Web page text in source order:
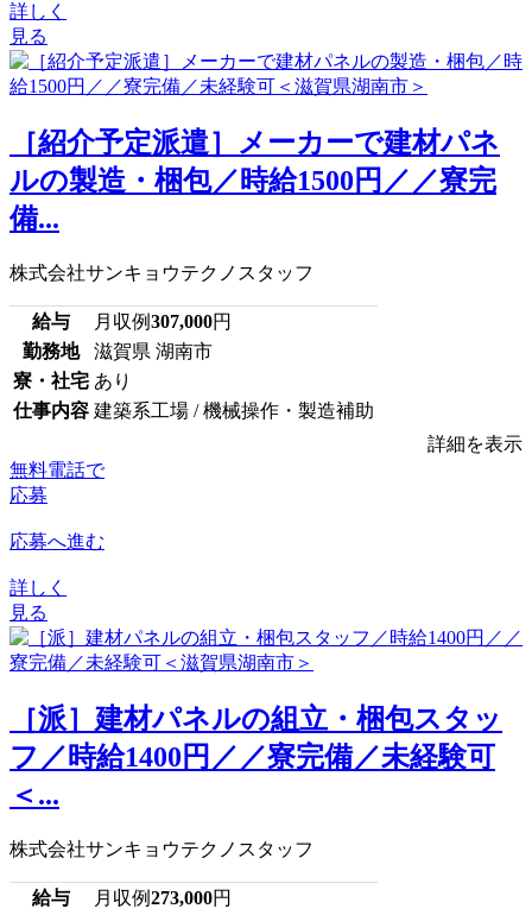
詳しく
見る
［紹介予定派遣］メーカーで建材パネ
ルの製造・梱包／時給1500円／／寮完
備...
株式会社サンキョウテクノスタッフ
給与 月収例307,000円
勤務地
滋賀県 湖南市
寮・社宅 あり
仕事内容 建築系工場 / 機械操作・製造補助
詳細を表示
無料電話で
応募
応募へ進む
詳しく
見る
［派］建材パネルの組立・梱包スタッ
フ／時給1400円／／寮完備／未経験可
＜...
株式会社サンキョウテクノスタッフ
給与 月収例273,000円